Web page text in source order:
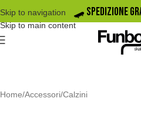
Skip to navigation
Skip to main content
🛹️ SPEDIZIONE
Home/Accessori/Calzini